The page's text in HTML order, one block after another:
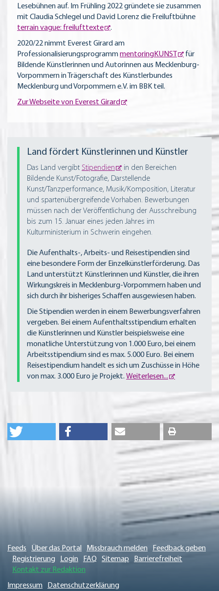
Lesebühnen auf. Im Frühling 2022 gründete sie zusammen
mit Claudia Schlegel und David Lorenz die Freiluftbühne
terrain vague: freilufttexte
.
2020/22 nimmt Everest Girard am
ProfessionalisierungsprogrammmentoringKUNST
für
Bildende Künstlerinnen und Autorinnen aus Mecklenburg-
Vorpommern in Trägerschaft des Künstlerbundes
Mecklenburg und Vorpommern e.V. im BBK teil.
Zur Webseite von Everest Girard
Land fördert Künstlerinnen und Künstler
Das Land vergibt Stipendien
in den Bereichen
Bildende Kunst/Fotografie, Darstellende
Kunst/Tanzperformance, Musik/Komposition, Literatur
und spartenübergreifende Vorhaben. Bewerbungen
müssen nach der Veröffentlichung der Ausschreibung
bis zum 15. Januar eines jeden Jahres im
Kulturministerium in Schwerin eingehen.
Die Aufenthalts-, Arbeits- und Reisestipendien sind
eine besondere Form der Einzelkünstlerförderung. Das
Land unterstützt Künstlerinnen und Künstler, die ihren
Wirkungskreis in Mecklenburg-Vorpommern haben und
sich durch ihr bisheriges Schaffen ausgewiesen haben.
Die Stipendien werden in einem Bewerbungsverfahren
vergeben. Bei einem Aufenthaltsstipendium erhalten
die Künstlerinnen und Künstler beispielsweise eine
monatliche Unterstützung von 1.000 Euro, bei einem
Arbeitsstipendium sind es max. 5.000 Euro. Bei einem
Reisestipendium handelt es sich um Zuschüsse in Höhe
von max. 3.000 Euro je Projekt. Weiterlesen...
Feeds Über das Portal Missbrauch melden
Feedback geben
Registrierung
Login FAQ Sitemap
Barrierefreiheit
Kontakt zur Redaktion
Impressum
Datenschutzerklärung